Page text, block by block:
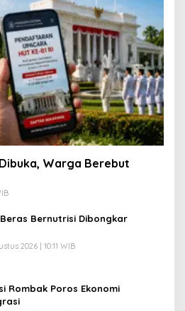
Warga Berebut
Bernutrisi Dibongkar
2026 | 10:11 WIB
Rombak Poros Ekonomi